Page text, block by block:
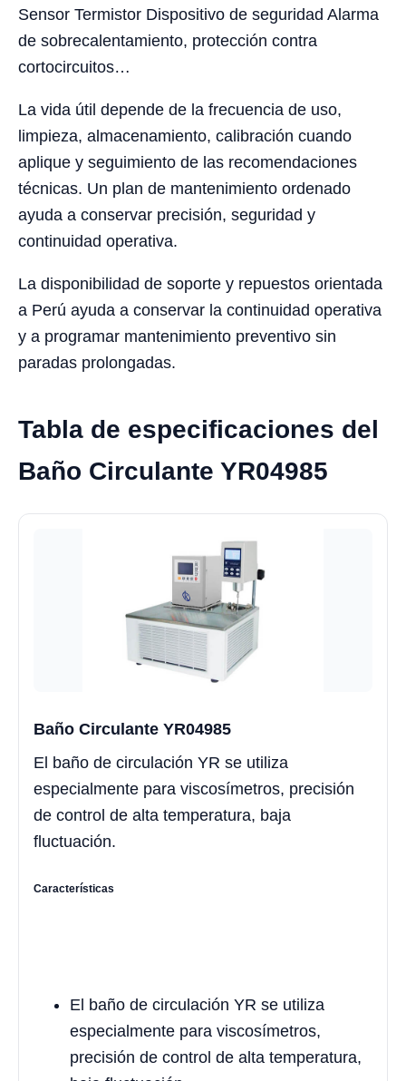
Sensor Termistor Dispositivo de seguridad Alarma
de sobrecalentamiento, protección contra
cortocircuitos…
La vida útil depende de la frecuencia de uso,
limpieza, almacenamiento, calibración cuando
aplique y seguimiento de las recomendaciones
técnicas. Un plan de mantenimiento ordenado
ayuda a conservar precisión, seguridad y
continuidad operativa.
La disponibilidad de soporte y repuestos orientada
a Perú ayuda a conservar la continuidad operativa
y a programar mantenimiento preventivo sin
paradas prolongadas.
Tabla de especificaciones del
Baño Circulante YR04985
Baño Circulante YR04985
El baño de circulación YR se utiliza
especialmente para viscosímetros, precisión
de control de alta temperatura, baja
fluctuación.
Características
El baño de circulación YR se utiliza
especialmente para viscosímetros,
precisión de control de alta temperatura,